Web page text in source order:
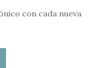
con cada nueva